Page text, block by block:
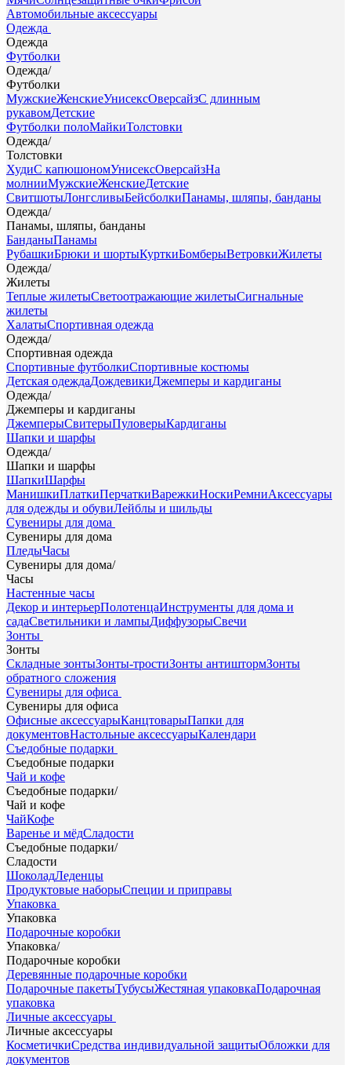
Автомобильные аксессуары
Одежда
Одежда
Футболки
Одежда/
Футболки
МужскиеЖенскиеУнисексОверсайзС длинным
рукавомДетские
Футболки полоМайкиТолстовки
Одежда/
Толстовки
ХудиС капюшономУнисексОверсайзНа
молнииМужскиеЖенскиеДетские
СвитшотыЛонгсливыБейсболкиПанамы, шляпы, банданы
Одежда/
Панамы, шляпы, банданы
БанданыПанамы
РубашкиБрюки и шортыКурткиБомберыВетровкиЖилеты
Одежда/
Жилеты
Теплые жилетыСветоотражающие жилетыСигнальные
жилеты
ХалатыСпортивная одежда
Одежда/
Спортивная одежда
Спортивные футболкиСпортивные костюмы
Детская одеждаДождевикиДжемперы и кардиганы
Одежда/
Джемперы и кардиганы
ДжемперыСвитерыПуловерыКардиганы
Шапки и шарфы
Одежда/
Шапки и шарфы
ШапкиШарфы
МанишкиПлаткиПерчаткиВарежкиНоскиРемниАксессуары
для одежды и обувиЛейблы и шильды
Сувениры для дома
Сувениры для дома
ПледыЧасы
Сувениры для дома/
Часы
Настенные часы
Декор и интерьерПолотенцаИнструменты для дома и
садаСветильники и лампыДиффузорыСвечи
Зонты
Зонты
Складные зонтыЗонты-тростиЗонты антиштормЗонты
обратного сложения
Сувениры для офиса
Сувениры для офиса
Офисные аксессуарыКанцтоварыПапки для
документовНастольные аксессуарыКалендари
Съедобные подарки
Съедобные подарки
Чай и кофе
Съедобные подарки/
Чай и кофе
ЧайКофе
Варенье и мёдСладости
Съедобные подарки/
Сладости
ШоколадЛеденцы
Продуктовые наборыСпеции и приправы
Упаковка
Упаковка
Подарочные коробки
Упаковка/
Подарочные коробки
Деревянные подарочные коробки
Подарочные пакетыТубусыЖестяная упаковкаПодарочная
упаковка
Личные аксессуары
Личные аксессуары
КосметичкиСредства индивидуальной защитыОбложки для
документов